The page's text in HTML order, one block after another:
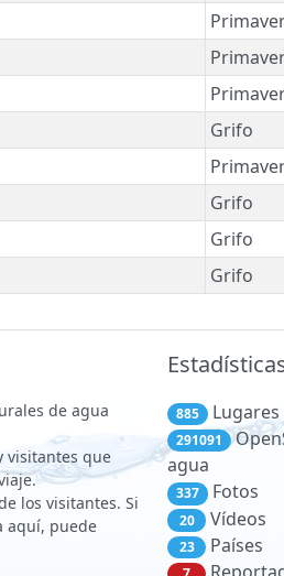
Grifo
Grifo
Grifo
Grifo
de agua
visitantes que
los visitantes. Si
aquí, puede
885 Lugares
291091
agua
337 Fotos
20 Vídeos
23 Países